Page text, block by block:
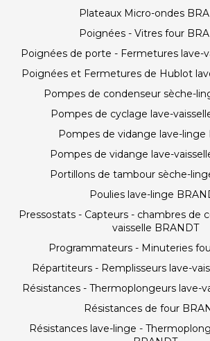
Plateaux Micro-ondes
Poignées - Vitres four
Poignées de porte - Fermetures lave-
Poignées et Fermetures de Hublot
Pompes de condenseur sèche-
Pompes de cyclage lave-
Pompes de vidange lave-linge
Pompes de vidange lave-
Portillons de tambour sèche-
Poulies lave-linge
Pressostats - Capteurs - chambres de
vaisselle BRANDT
Programmateurs - Minuteries
Répartiteurs - Remplisseurs lave-
Résistances - Thermoplongeurs lave-
Résistances de four
Résistances lave-linge -